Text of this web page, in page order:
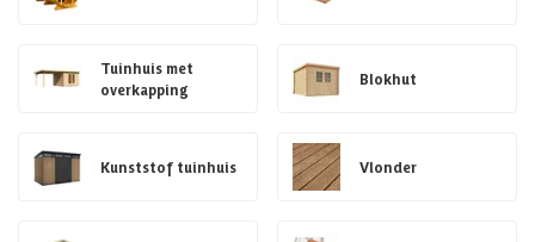
Tuinhuis met
overkapping
Blokhut
Kunststof tuinhuis Vlonder